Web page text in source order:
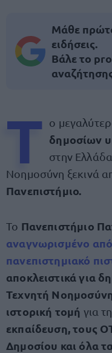
Μάθε
ειδήσεις.
Βάλε το
Τ ο
δημοσίων
στην
Νοημοσύνη ξεκινά
Πανεπιστήμιο.
Το Πανεπιστήμιο
αναγνωρισμένο
πανεπιστημιακό
αποκλειστικά για
Τεχνητή
ιστορική τομή για τη
εκπαίδευση, τους
Δημοσίου και όλα